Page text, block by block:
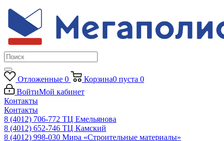
Отложенные 0 Корзина0 пуста 0
ВойтиМой кабинет
Контакты
Контакты
8 (4012) 706-772 ТЦ Емельянова
8 (4012) 652-746 ТЦ Камский
8 (4012) 998-030 Мира «Строительные материалы»